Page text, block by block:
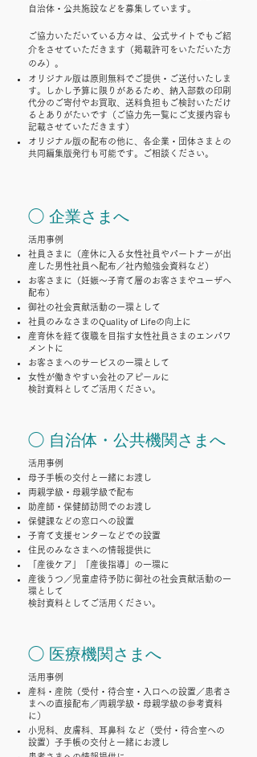
自治体・公共施設などを募集しています。
ご協力いただいている方々は、公式サイトでもご紹
介をさせていただきます（掲載許可をいただいた方
のみ）。
オリジナル版は原則無料でご提供・ご送付いたしま
す。しかし予算に限りがあるため、納入部数の印刷
代分のご寄付やお買取、送料負担もご検討いただけ
るとありがたいです（ご協力先一覧にご支援内容も
記載させていただきます）
オリジナル版の配布の他に、各企業・団体さまとの
共同編集版発行も可能です。ご相談ください。
◯ 企業さまへ
活用事例
社員さまに（産休に入る女性社員やパートナーが出
産した男性社員へ配布／社内勉強会資料など）
お客さまに（妊娠〜子育て層のお客さまやユーザへ
配布）
御社の社会貢献活動の一環として
社員のみなさまのQuality of Lifeの向上に
産育休を経て復職を目指す女性社員さまのエンパワ
メントに
お客さまへのサービスの一環として
女性が働きやすい会社のアピールに
検討資料としてご活用ください。
◯ 自治体・公共機関さまへ
活用事例
母子手帳の交付と一緒にお渡し
両親学級・母親学級で配布
助産師・保健師訪問でのお渡し
保健課などの窓口への設置
子育て支援センターなどでの設置
住民のみなさまへの情報提供に
「産後ケア」「産後指導」の一環に
産後うつ／児童虐待予防に御社の社会貢献活動の一
環として
検討資料としてご活用ください。
◯ 医療機関さまへ
活用事例
産科・産院（受付・待合室・入口への設置／患者さ
まへの直接配布／両親学級・母親学級の参考資料
に）
小児科、皮膚科、耳鼻科 など（受付・待合室への
設置）子手帳の交付と一緒にお渡し